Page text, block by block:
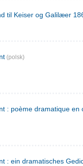
til Keiser og Galilæer
(polsk)
: poème dramatique en
: ein dramatisches